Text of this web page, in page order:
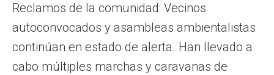
Reclamos de la comunidad: Vecinos
autoconvocados y asambleas ambientalistas
continúan en estado de alerta. Han llevado a
cabo múltiples marchas y caravanas de